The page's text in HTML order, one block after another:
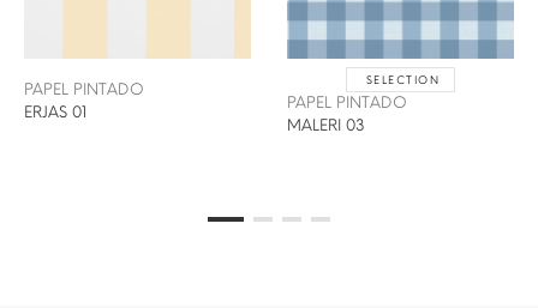
PAPEL PINTADO
ERJAS 01
SELECTION
PAPEL PINTADO
MALERI 03